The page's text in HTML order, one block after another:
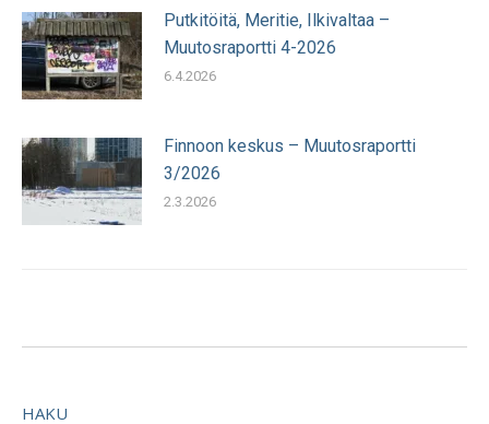
Putkitöitä, Meritie, Ilkivaltaa –
Muutosraportti 4-2026
6.4.2026
Finnoon keskus – Muutosraportti
3/2026
2.3.2026
HAKU